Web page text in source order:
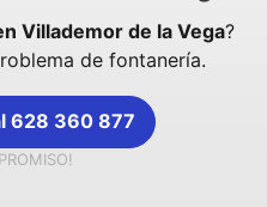
Villademor de la Vega?
de fontanería.
628 360 877